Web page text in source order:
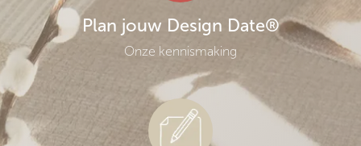
Plan jouw Design Date®
Onze kennismaking